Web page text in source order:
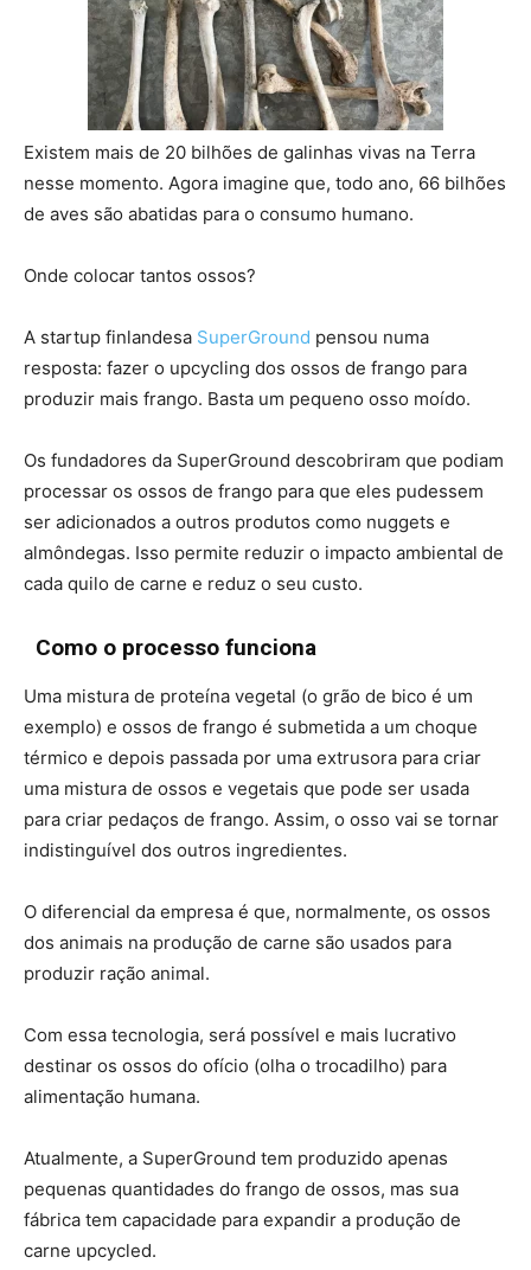
Existem mais de 20 bilhões de galinhas vivas na Terra
nesse momento. Agora imagine que, todo ano, 66 bilhões
de aves são abatidas para o consumo humano.
Onde colocar tantos ossos?
A startup finlandesa SuperGround pensou numa
resposta: fazer o upcycling dos ossos de frango para
produzir mais frango. Basta um pequeno osso moído.
Os fundadores da SuperGround descobriram que podiam
processar os ossos de frango para que eles pudessem
ser adicionados a outros produtos como nuggets e
almôndegas. Isso permite reduzir o impacto ambiental de
cada quilo de carne e reduz o seu custo.
Como o processo funciona
Uma mistura de proteína vegetal (o grão de bico é um
exemplo) e ossos de frango é submetida a um choque
térmico e depois passada por uma extrusora para criar
uma mistura de ossos e vegetais que pode ser usada
para criar pedaços de frango. Assim, o osso vai se tornar
indistinguível dos outros ingredientes.
O diferencial da empresa é que, normalmente, os ossos
dos animais na produção de carne são usados para
produzir ração animal.
Com essa tecnologia, será possível e mais lucrativo
destinar os ossos do ofício (olha o trocadilho) para
alimentação humana.
Atualmente, a SuperGround tem produzido apenas
pequenas quantidades do frango de ossos, mas sua
fábrica tem capacidade para expandir a produção de
carne upcycled.